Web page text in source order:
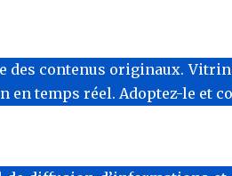
des contenus originaux.
temps réel. Adoptez-le et